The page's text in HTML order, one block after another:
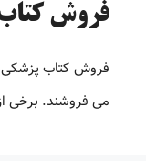
فروش
فروش کتاب پزشکی
می فروشند. برخی